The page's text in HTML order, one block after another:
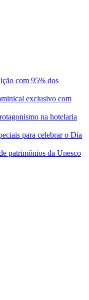
com 95% dos
exclusivo com
na hotelaria
para celebrar o Dia
patrimônios da Unesco